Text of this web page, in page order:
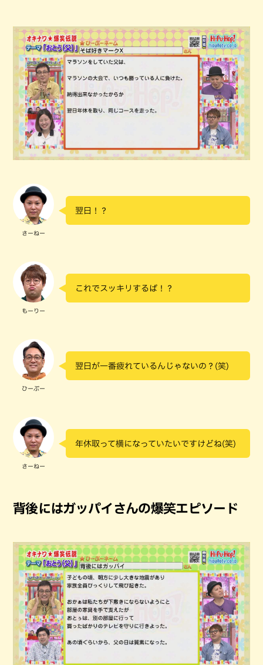
さーねー
翌日！？
もーりー
これでスッキリするば！？
ひーぷー
翌日が一番疲れているんじゃないの？(笑)
さーねー
年休取って横になっていたいですけどね(笑)
背後にはガッパイさんの爆笑エピソード